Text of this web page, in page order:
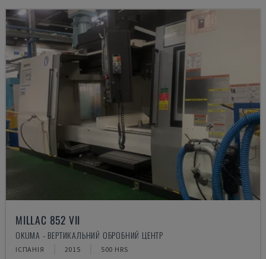
MILLAC 852 VII
OKUMA - ВЕРТИКАЛЬНИЙ ОБРОБНИЙ ЦЕНТР
ІСПАНІЯ 2015 500 HRS